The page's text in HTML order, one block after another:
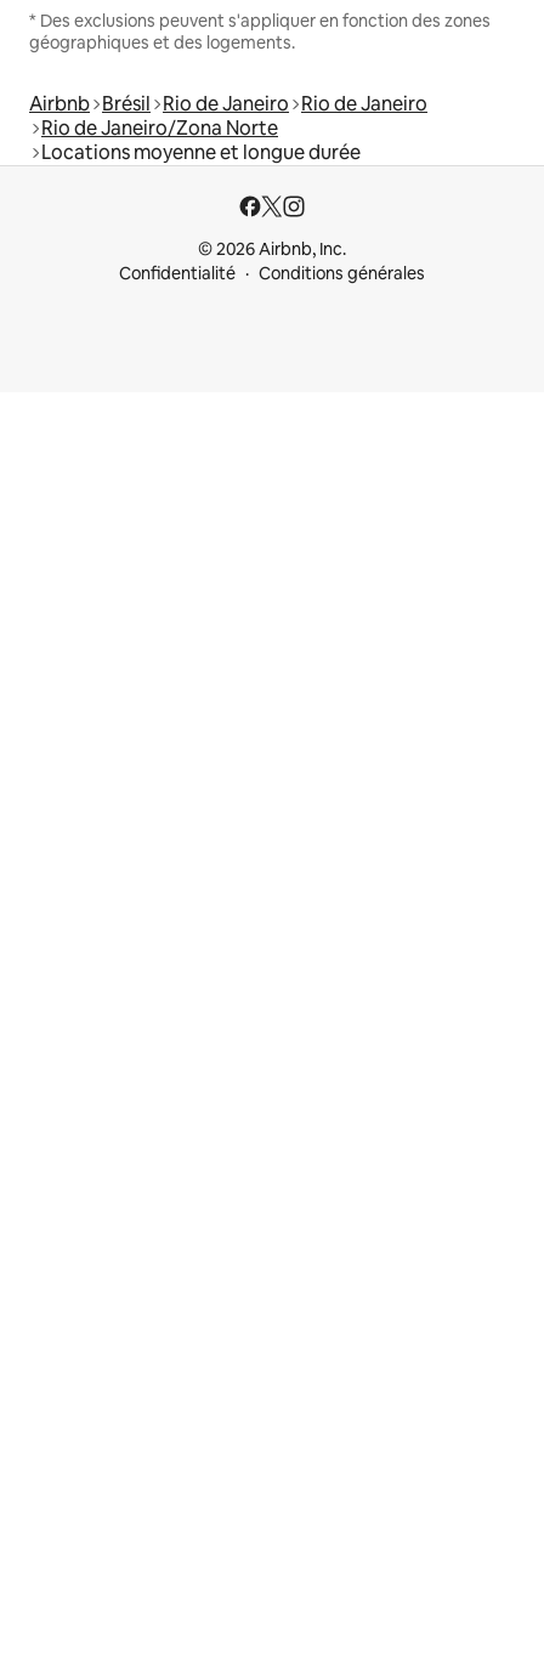
* Des exclusions peuvent s'appliquer en fonction des zones
géographiques et des logements.
Airbnb Brésil Rio de Janeiro Rio de Janeiro
Rio de Janeiro/Zona Norte
Locations moyenne et longue durée
© 2026 Airbnb, Inc.
Confidentialité
Conditions générales